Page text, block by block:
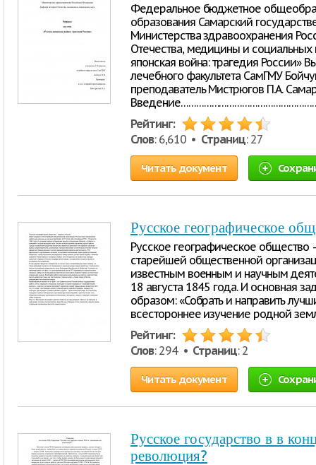
Федеральное бюджетное
образования Самарский
Министерства здравоохранения
Отечества, медицины и социальных
японская война: трагедия России»
лечебного факультета СамГМУ
преподаватель Мистрюгов П.А.
Рейтинг:
Слов: 6,610 • Страниц: 27
Читать документ
Русское географическое
Русское географическое общество
старейшей общественной
известным военным и научным
18 августа 1845 года. И основная
образом: «Собрать и направить
всестороннее изучение родной
Рейтинг:
Слов: 294 • Страниц: 2
Читать документ
Русское государство в в
революция?